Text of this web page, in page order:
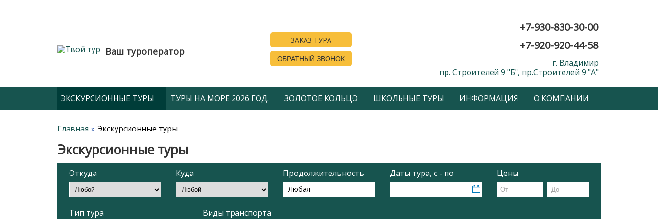
Ваш туроператор
ЗАКАЗ ТУРА
ОБРАТНЫЙ ЗВОНОК
+7-930-830-30-00
+7-920-920-44-58
г. Владимир
пр. Строителей 9 "Б", пр.Строителей 9 "А"
ЭКСКУРСИОННЫЕ ТУРЫ ТУРЫ НА МОРЕ 2026 ГОД. ЗОЛОТОЕ КОЛЬЦО ШКОЛЬНЫЕ ТУРЫ ИНФОРМАЦИЯ О КОМПАНИИ
Главная Экскурсионные туры
Экскурсионные туры
Откуда Куда Продолжительность
Любая
Даты тура, с - по Цены
Тип тура Виды транспорта